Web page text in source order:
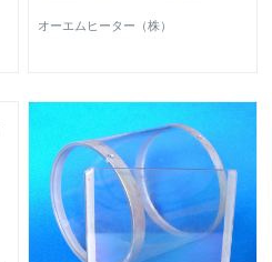
オーエムヒーター（株）